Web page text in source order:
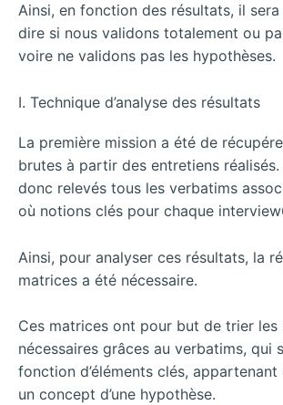
Ainsi, en fonction des résultats, il
dire si nous validons totalement ou
voire ne validons pas les hypothèses.
I. Technique d’analyse des résultats
La première mission a été de
brutes à partir des entretiens
donc relevés tous les verbatims
où notions clés pour chaque
Ainsi, pour analyser ces résultats, la
matrices a été nécessaire.
Ces matrices ont pour but de trier
nécessaires grâces au verbatims, qui
fonction d’éléments clés, appartenant
un concept d’une hypothèse.